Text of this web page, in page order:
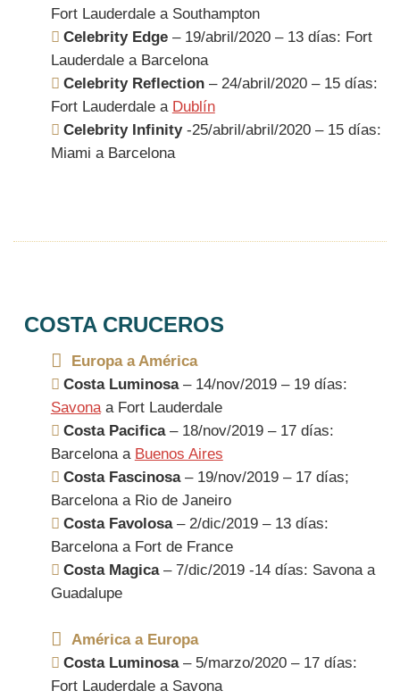
Fort Lauderdale a Southampton
Celebrity Edge– 19/abril/2020 – 13 días: Fort
Lauderdale a Barcelona
Celebrity Reflection– 24/abril/2020 – 15 días:
Fort Lauderdale a Dublín
Celebrity Infinity-25/abril/abril/2020 – 15 días:
Miami a Barcelona
COSTA CRUCEROS
Europa a América
Costa Luminosa– 14/nov/2019 – 19 días:
Savonaa Fort Lauderdale
Costa Pacifica– 18/nov/2019 – 17 días:
Barcelona a Buenos Aires
Costa Fascinosa– 19/nov/2019 – 17 días;
Barcelona a Rio de Janeiro
Costa Favolosa– 2/dic/2019 – 13 días:
Barcelona a Fort de France
Costa Magica– 7/dic/2019 -14 días: Savona a
Guadalupe
América a Europa
Costa Luminosa– 5/marzo/2020 – 17 días:
Fort Lauderdale a Savona